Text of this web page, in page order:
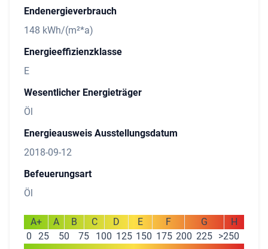
Endenergieverbrauch
148 kWh/(m²*a)
Energieeffizienzklasse
E
Wesentlicher Energieträger
Öl
Energieausweis Ausstellungsdatum
2018-09-12
Befeuerungsart
Öl
A+ A B C D E F G
H
0
25 50 75 100 125 150 175 200 225 >250